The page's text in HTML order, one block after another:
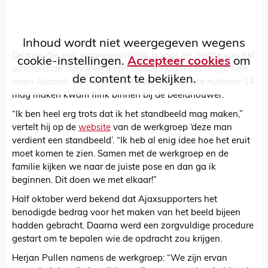
Inhoud wordt niet weergegeven wegens
cookie-instellingen. Accepteer cookiesom
de content te bekijken.
De man die ook verantwoordelijk is voor de creatie van het
schitterende standbeeld van Bobby Haarms is al zijn hele
leven Ajacied. Dat hij het beeld van de illustere nummer 14
mag maken kwam flink binnen bij de beeldhouwer.
“Ik ben heel erg trots dat ik het standbeeld mag maken,”
vertelt hij op de website van de werkgroep ‘deze man
verdient een standbeeld’. “Ik heb al enig idee hoe het eruit
moet komen te zien. Samen met de werkgroep en de
familie kijken we naar de juiste pose en dan ga ik
beginnen. Dit doen we met elkaar!”
Half oktober werd bekend dat Ajaxsupporters het
benodigde bedrag voor het maken van het beeld bijeen
hadden gebracht. Daarna werd een zorgvuldige procedure
gestart om te bepalen wie de opdracht zou krijgen.
Herjan Pullen namens de werkgroep: “We zijn ervan